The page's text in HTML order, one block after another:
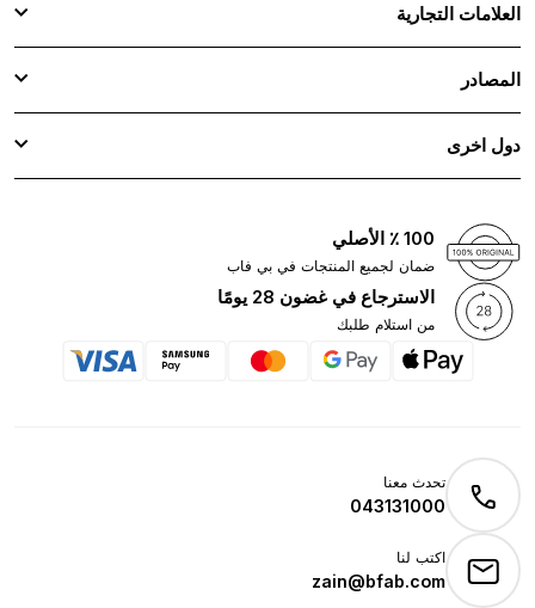
العلامات التجارية
المصادر
دول اخرى
100 ٪ الأصلي
ضمان لجميع المنتجات في بي فاب
الاسترجاع في غضون 28 يومًا
من استلام طلبك
تحدث معنا
043131000
اكتب لنا
zain@bfab.com